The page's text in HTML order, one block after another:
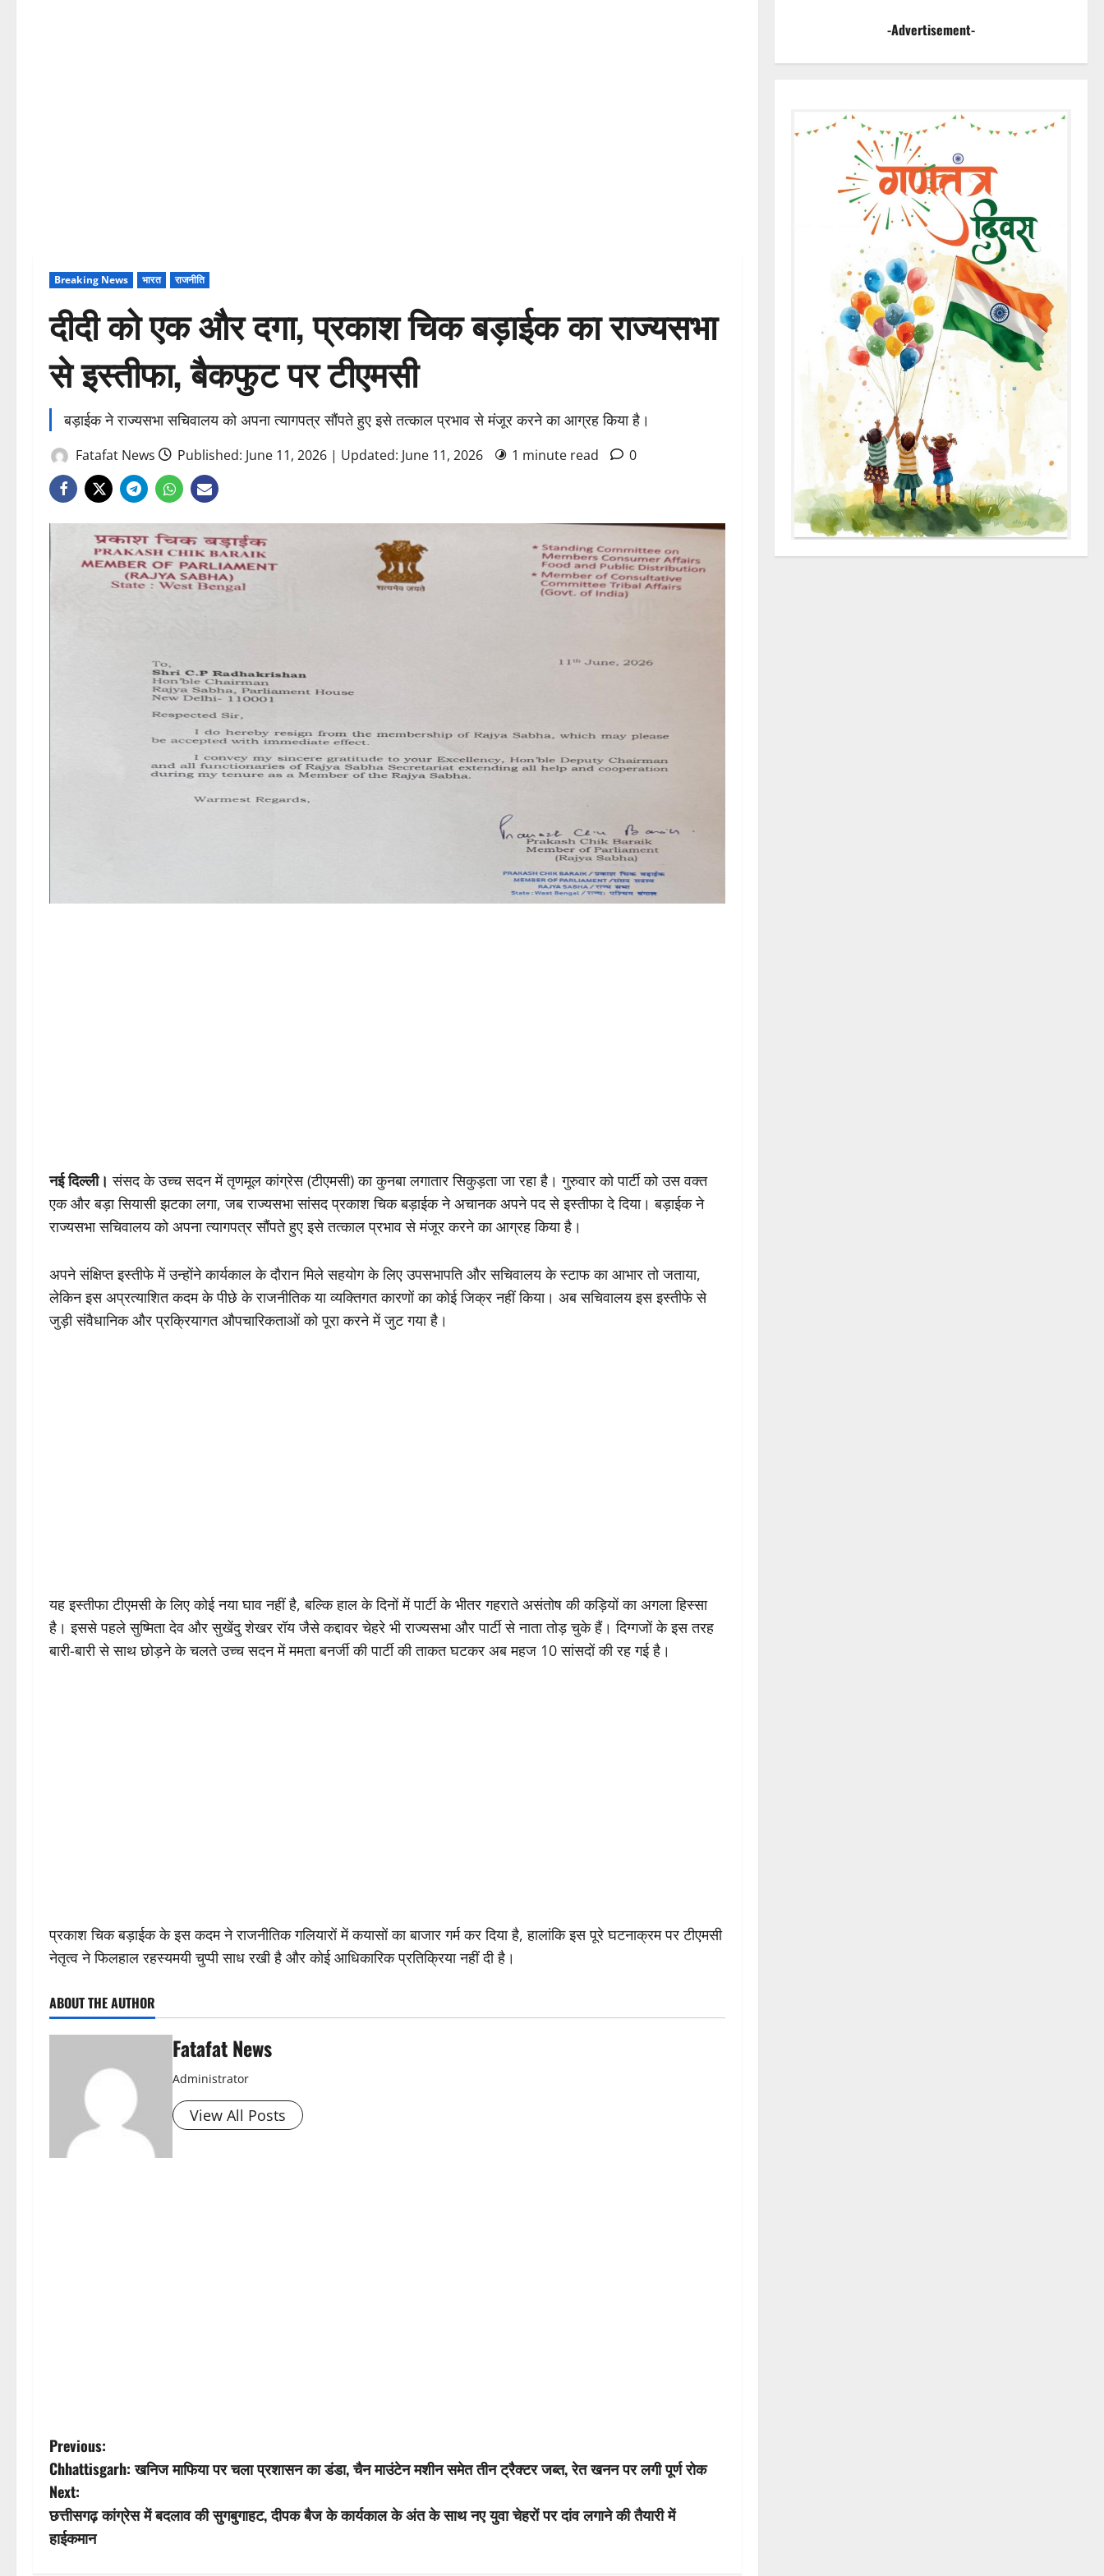
Breaking News भारत राजनीति
दीदी को एक और दगा, प्रकाश चिक बड़ाईक का राज्यसभा
से इस्तीफा, बैकफुट पर टीएमसी
बड़ाईक ने राज्यसभा सचिवालय को अपना त्यागपत्र सौंपते हुए इसे तत्काल प्रभाव से मंजूर करने का आग्रह किया है।
Fatafat News Published: June 11, 2026 | Updated: June 11, 2026 1 minute read 0
नई दिल्ली। संसद के उच्च सदन में तृणमूल कांग्रेस (टीएमसी) का कुनबा लगातार सिकुड़ता जा रहा है। गुरुवार को पार्टी को उस वक्त
एक और बड़ा सियासी झटका लगा, जब राज्यसभा सांसद प्रकाश चिक बड़ाईक ने अचानक अपने पद से इस्तीफा दे दिया। बड़ाईक ने
राज्यसभा सचिवालय को अपना त्यागपत्र सौंपते हुए इसे तत्काल प्रभाव से मंजूर करने का आग्रह किया है।
अपने संक्षिप्त इस्तीफे में उन्होंने कार्यकाल के दौरान मिले सहयोग के लिए उपसभापति और सचिवालय के स्टाफ का आभार तो जताया,
लेकिन इस अप्रत्याशित कदम के पीछे के राजनीतिक या व्यक्तिगत कारणों का कोई जिक्र नहीं किया। अब सचिवालय इस इस्तीफे से
जुड़ी संवैधानिक और प्रक्रियागत औपचारिकताओं को पूरा करने में जुट गया है।
यह इस्तीफा टीएमसी के लिए कोई नया घाव नहीं है, बल्कि हाल के दिनों में पार्टी के भीतर गहराते असंतोष की कड़ियों का अगला हिस्सा
है। इससे पहले सुष्मिता देव और सुखेंदु शेखर रॉय जैसे कद्दावर चेहरे भी राज्यसभा और पार्टी से नाता तोड़ चुके हैं। दिग्गजों के इस तरह
बारी-बारी से साथ छोड़ने के चलते उच्च सदन में ममता बनर्जी की पार्टी की ताकत घटकर अब महज 10 सांसदों की रह गई है।
प्रकाश चिक बड़ाईक के इस कदम ने राजनीतिक गलियारों में कयासों का बाजार गर्म कर दिया है, हालांकि इस पूरे घटनाक्रम पर टीएमसी
नेतृत्व ने फिलहाल रहस्यमयी चुप्पी साध रखी है और कोई आधिकारिक प्रतिक्रिया नहीं दी है।
ABOUT THE AUTHOR
Fatafat News
Administrator
View All Posts
P
o
s
t
Previous:
Chhattisgarh: खनिज माफिया पर चला प्रशासन का डंडा, चैन माउंटेन मशीन समेत तीन ट्रैक्टर जब्त, रेत खनन पर लगी पूर्ण रोक
Next:
छत्तीसगढ़ कांग्रेस में बदलाव की सुगबुगाहट, दीपक बैज के कार्यकाल के अंत के साथ नए युवा चेहरों पर दांव लगाने की तैयारी में
हाईकमान
-Advertisement-